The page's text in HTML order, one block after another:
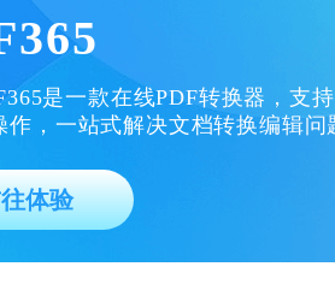
是一款在线PDF转换器，支
作，一站式解决文档转换编辑问
体验